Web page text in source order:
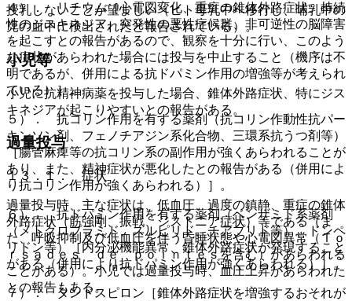
授乳しないことが望ましい（ヒト母乳中へ移行し、哺乳中の
児の血中に検出されたと報告されている）。
小児等
小児に抗精神病薬を投与した場合、錐体外路症状、特にジス
キネジアが起こりやすいとの報告がある。
過量投与
１３．１． 症状
過量投与時、主な症状は、低血圧、過度の鎮静、重症の錐体
外路症状（筋強剛、振戦、ジストニア症状）等である（ま
た、呼吸抑制及び低血圧を伴う昏睡状態や心電図異常（Ｔｏ
ｒｓａｄｅｓ ｄｅ ｐｏｉｎｔｅｓを含む）があらわれる
ことがある）。小児では過量投与時、血圧上昇があらわれた
との報告もある。
４）． リチウム［心電図変化、重症の錐体外路症状、持続
性のジスキネジア、突発性の悪性症候群、非可逆性の脳障害
を起こすとの報告があるので、観察を十分に行い、このよう
な症状があらわれた場合には投与を中止すること（機序は不
明であるが、併用による抗ドパミン作用の増強等が考えられ
ている）］。
５）． 抗コリン作用を有する薬剤（抗コリン作動性抗パー
キンソン剤、フェノチアジン系化合物、三環系抗うつ剤等）
［腸管麻痺等の抗コリン系の副作用が強くあらわれることが
あり、また、精神症状が悪化したとの報告がある（併用によ
り抗コリン作用が強くあらわれる）］。
６）． 抗ドパミン作用を有する薬剤（ベンザミド系薬剤
（メトクロプラミド、スルピリド、チアプリド等）、ドンペ
リドン等）［内分泌機能異常、錐体外路症状が発現すること
がある（併用により抗ドパミン作用が強くあらわれる）］。
７）． タンドスピロン［錐体外路症状を増強するおそれが